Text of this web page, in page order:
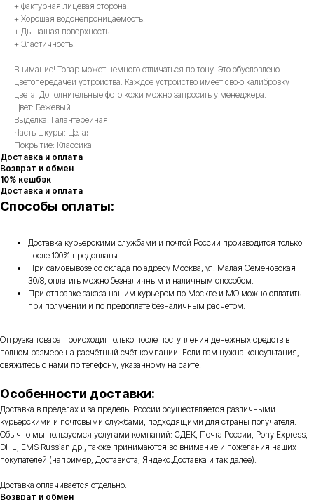
+ Фактурная лицевая сторона.
+ Хорошая водонепроницаемость.
+ Дышащая поверхность.
+ Эластичность.
Внимание! Товар может немного отличаться по тону. Это обусловлено
цветопередачей устройства. Каждое устройство имеет свою калибровку
цвета. Дополнительные фото кожи можно запросить у менеджера.
Цвет: Бежевый
Выделка: Галантерейная
Часть шкуры: Целая
Покрытие: Классика
Доставка и оплата
Возврат и обмен
10% кешбэк
Доставка и оплата
Способы оплаты:
Доставка курьерскими службами и почтой России производится только
после 100% предоплаты.
При самовывозе со склада по адресу Москва, ул. Малая Семёновская
30/8, оплатить можно безналичным и наличным способом.
При отправке заказа нашим курьером по Москве и МО можно оплатить
при получении и по предоплате безналичным расчётом.
Отгрузка товара происходит только после поступления денежных средств в
полном размере на расчётный счёт компании. Если вам нужна консультация,
свяжитесь с нами по телефону, указанному на сайте.
Особенности доставки:
Доставка в пределах и за пределы России осуществляется различными
курьерскими и почтовыми службами, подходящими для страны получателя.
Обычно мы пользуемся услугами компаний: СДЕК, Почта России, Pony Express,
DHL, EMS Russian др., также принимаются во внимание и пожелания наших
покупателей (например, Достависта, Яндекс.Доставка и так далее).
Доставка оплачивается отдельно.
Возврат и обмен